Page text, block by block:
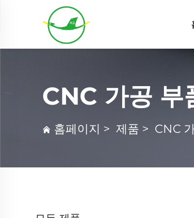
CNC 가공 부
홈페이지 > 제품 > CNC